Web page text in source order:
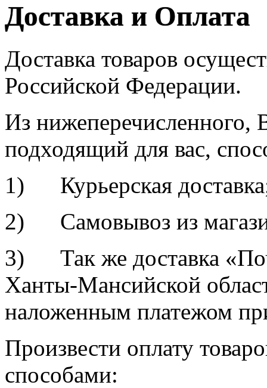
Доставка и Оплата
Доставка товаров
Российской Федерации.
Из
подходящий для вас,
1) Курьерская
2) Самовывоз из
3) Так же доставка
Ханты-Мансийской
наложенным платежом
Произвести оплату
способами: